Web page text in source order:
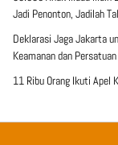
Jadi Penonton, Jadilah
Deklarasi Jaga Jakarta
Keamanan dan Persatuan
11 Ribu Orang Ikuti Apel